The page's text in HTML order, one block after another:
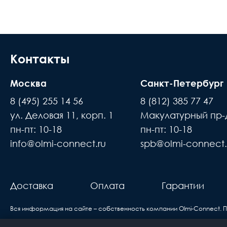
Размер кабель канала
Полировка оптического волокна
Направление канала передачи
Тип волокна
Цвет
Исполнение
места доставки товара. Обращаем
происходит силами заказчика
Время ожидания водителя при доставке
В случае если въезд на территорию
покупатель
Контакты
Москва
8 (495) 255 14 56
ул. Деловая 11, корп. 1
пн-пт: 10-18
info@olmi-connect.ru
Санкт-Петербург
8 (812) 385 77 47
Макулатурный пр-
пн-пт: 10-18
spb@olmi-
Доставка Оплата Гарантии
Вся информация на сайте – собственность компании Olmi-Сonnect.